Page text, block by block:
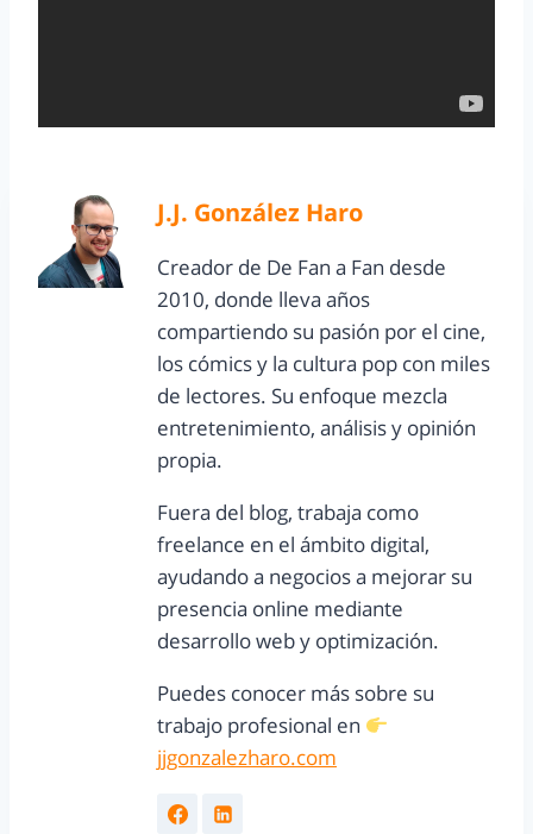
J.J. González Haro
Creador de De Fan a Fan desde
2010, donde lleva años
compartiendo su pasión por el cine,
los cómics y la cultura pop con miles
de lectores. Su enfoque mezcla
entretenimiento, análisis y opinión
propia.
Fuera del blog, trabaja como
freelance en el ámbito digital,
ayudando a negocios a mejorar su
presencia online mediante
desarrollo web y optimización.
Puedes conocer más sobre su
trabajo profesional en
jjgonzalezharo.com